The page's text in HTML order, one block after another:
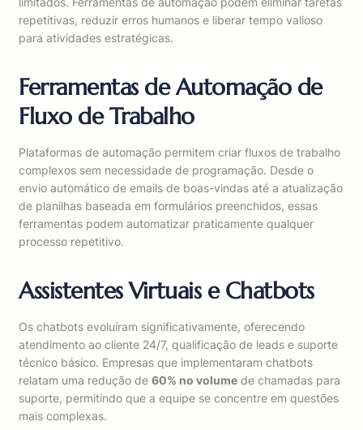
repetitivas, reduzir erros humanos e liberar tempo valioso
para atividades estratégicas.
Ferramentas de Automação de
Fluxo de Trabalho
Plataformas de automação permitem criar fluxos de trabalho
complexos sem necessidade de programação. Desde o
envio automático de emails de boas-vindas até a atualização
de planilhas baseada em formulários preenchidos, essas
ferramentas podem automatizar praticamente qualquer
processo repetitivo.
Assistentes Virtuais e Chatbots
Os chatbots evoluíram significativamente, oferecendo
atendimento ao cliente 24/7, qualificação de leads e suporte
técnico básico. Empresas que implementaram chatbots
relatam uma redução de 60% no volume de chamadas para
suporte, permitindo que a equipe se concentre em questões
mais complexas.